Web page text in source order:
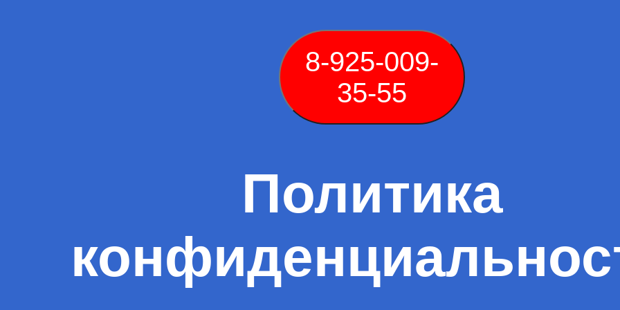
8-925-009-
35-55
Политика